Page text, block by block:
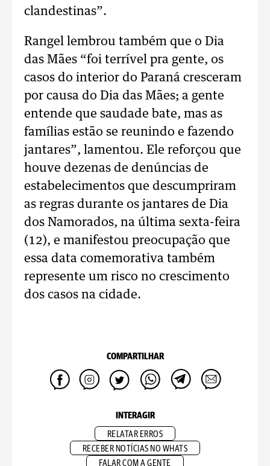
clandestinas”.
Rangel lembrou também que o Dia
das Mães “foi terrível pra gente, os
casos do interior do Paraná cresceram
por causa do Dia das Mães; a gente
entende que saudade bate, mas as
famílias estão se reunindo e fazendo
jantares”, lamentou. Ele reforçou que
houve dezenas de denúncias de
estabelecimentos que descumpriram
as regras durante os jantares de Dia
dos Namorados, na última sexta-feira
(12), e manifestou preocupação que
essa data comemorativa também
represente um risco no crescimento
dos casos na cidade.
COMPARTILHAR
INTERAGIR
RELATAR ERROS
RECEBER NOTÍCIAS NO WHATS
FALAR COM A GENTE